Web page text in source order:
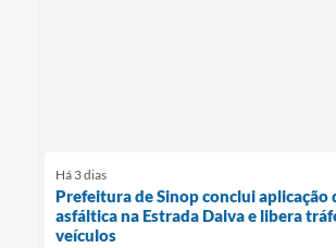
Há 3 dias
Prefeitura de Sinop conclui aplicação
asfáltica na Estrada Dalva e libera
veículos